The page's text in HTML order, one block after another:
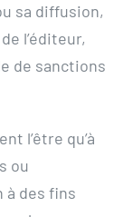
sa diffusion,
l’éditeur,
de sanctions
l’être qu’à
ou
des fins